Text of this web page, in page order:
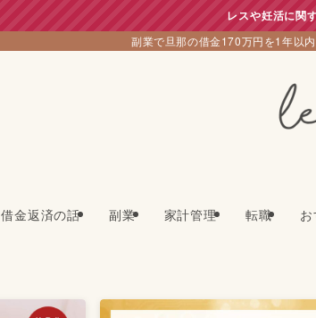
レスや妊活に関
副業で旦那の借金170万円を1年以
借金返済の話 副業 家計管理 転職